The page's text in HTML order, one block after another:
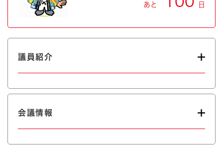
あと 日
議員紹介
会議情報